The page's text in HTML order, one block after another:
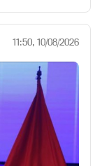
11:50, 10/08/2026